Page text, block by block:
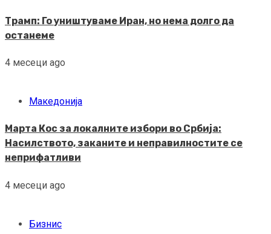
Трамп: Го уништуваме Иран, но нема долго да
останеме
4 месеци ago
Македонија
Марта Кос за локалните избори во Србија:
Насилството, заканите и неправилностите се
неприфатливи
4 месеци ago
Бизнис